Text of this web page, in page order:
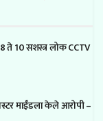
ते 10 सशस्त्र लोक CCTV
माईंडला केले आरोपी –